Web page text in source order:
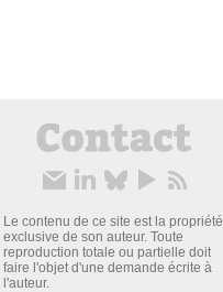
Le contenu de ce site est la propriété
exclusive de son auteur. Toute
reproduction totale ou partielle doit
faire l'objet d'une demande écrite à
l'auteur.